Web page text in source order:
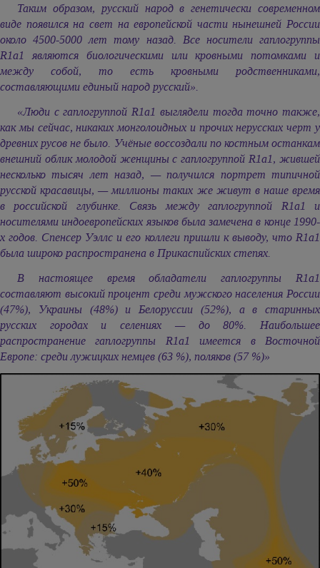
Таким образом, русский народ в генетически современном
виде появился на свет на европейской части нынешней России
около 4500-5000 лет тому назад. Все носители гаплогруппы
R1a1 являются биологическими или кровными потомками и
между собой, то есть кровными родственниками,
составляющими единый народ русский».
«Люди с гаплогруппой R1a1 выглядели тогда точно также,
как мы сейчас, никаких монголоидных и прочих нерусских черт у
древних русов не было. Учёные воссоздали по костным останкам
внешний облик молодой женщины с гаплогруппой R1a1, жившей
несколько тысяч лет назад, — получился портрет типичной
русской красавицы, — миллионы таких же живут в наше время
в российской глубинке. Связь между гаплогруппой R1a1 и
носителями индоевропейских языков была замечена в конце 1990-
х годов. Спенсер Уэллс и его коллеги пришли к выводу, что R1a1
была широко распространена в Прикаспийских степях.
В настоящее время обладатели гаплогруппы R1a1
составляют высокий процент среди мужского населения России
(47%), Украины (48%) и Белоруссии (52%), а в старинных
русских городах и селениях — до 80%. Наибольшее
распространение гаплогруппы R1a1 имеется в Восточной
Европе: среди лужицких немцев (63 %), поляков (57 %)»